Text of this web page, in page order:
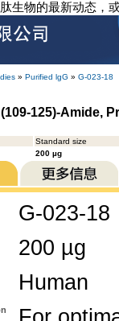
生物的最新动态，
» Purified lgG » G-023-18
125)-Amide,
Standard size
200 µg
G-023-18
200 µg
Human